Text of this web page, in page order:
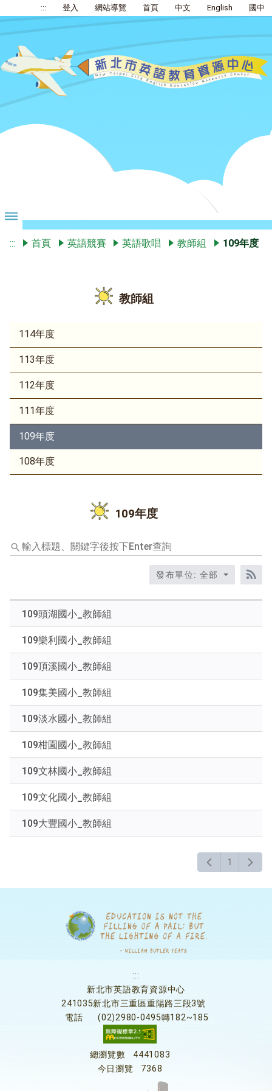
::: 登入 網站導覽 首頁 中文 English 國中
::: 首頁 英語競賽 英語歌唱 教師組 109年度
教師組
114年度
113年度
112年度
111年度
109年度
108年度
109年度
輸
入
下
Enter
查
發布單位: 全部
109頭湖國小_教師組
109樂利國小_教師組
109頂溪國小_教師組
109集美國小_教師組
109淡水國小_教師組
109柑園國小_教師組
109文林國小_教師組
109文化國小_教師組
109大豐國小_教師組
1
:::
新北市英語教育資源中心
241035新北市三重區重陽路三段3號
電話
(02)2980-0495轉182~185
總瀏覽數
4441083
今日瀏覽
7368